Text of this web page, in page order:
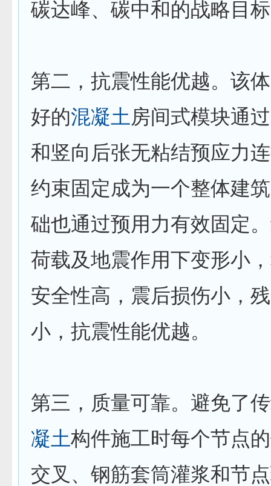
碳达峰、碳中和的战略目
第二，抗震性能优越。该
好的混凝土 房间式模块通
和竖向后张无粘结预应力
约束固定成为一个整体建
础也通过预用力有效固定
荷载及地震作用下变形小
安全性高，震后损伤小，
小，抗震性能优越。
第三，质量可靠。避免了
凝土构件施工时每个节点
交叉、钢筋套筒灌浆和节